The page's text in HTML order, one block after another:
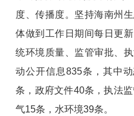
度、传播度。 坚持海南州
体做到工作日期间每日更
统环境质量、监管审批、
动公开信息835条 ，其中
条，政府文件40条，执法
气15条，水环境39条。